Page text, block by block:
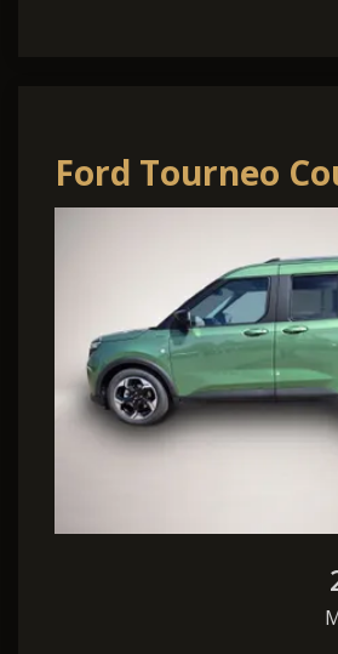
Ford Tourneo
EcoBoost 125PS